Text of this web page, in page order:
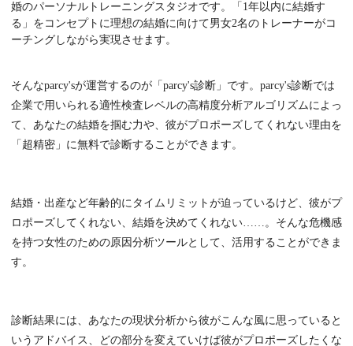
婚のパーソナルトレーニングスタジオです。「1年以内に結婚す
る」をコンセプトに理想の結婚に向けて男女2名のトレーナーがコ
ーチングしながら実現させます。
そんなparcy'sが運営するのが「parcy's診断」です。parcy's診断では
企業で用いられる適性検査レベルの高精度分析アルゴリズムによっ
て、あなたの結婚を掴む力や、彼がプロポーズしてくれない理由を
「超精密」に無料で診断することができます。
結婚・出産など年齢的にタイムリミットが迫っているけど、彼がプ
ロポーズしてくれない、結婚を決めてくれない……。そんな危機感
を持つ女性のための原因分析ツールとして、活用することができま
す。
診断結果には、あなたの現状分析から彼がこんな風に思っていると
いうアドバイス、どの部分を変えていけば彼がプロポーズしたくな